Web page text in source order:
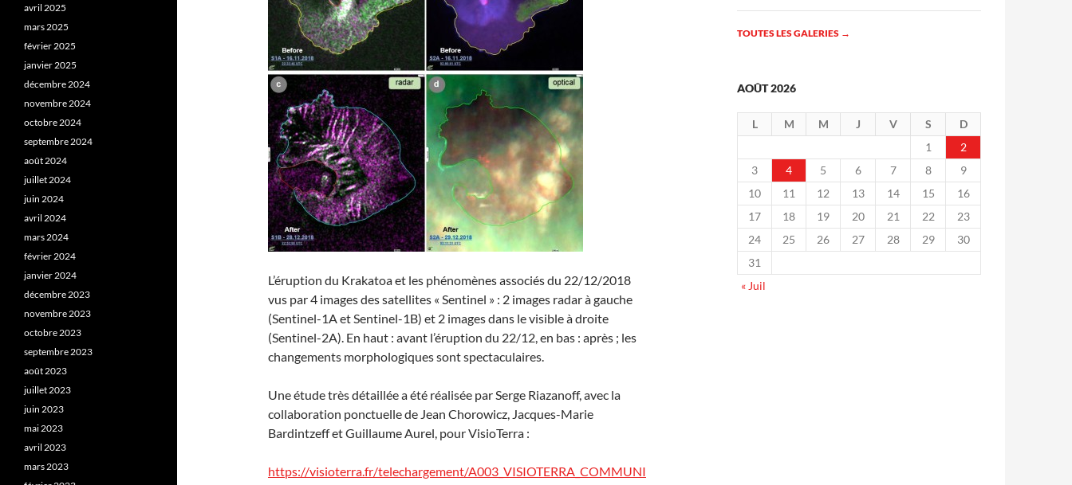
L’éruption du Krakatoa et les phénomènes associés du 22/12/2018
vus par 4 images des satellites « Sentinel » : 2 images radar à gauche
(Sentinel-1A et Sentinel-1B) et 2 images dans le visible à droite
(Sentinel-2A). En haut : avant l’éruption du 22/12, en bas : après ; les
changements morphologiques sont spectaculaires.
Une étude très détaillée a été réalisée par Serge Riazanoff, avec la
collaboration ponctuelle de Jean Chorowicz, Jacques-Marie
Bardintzeff et Guillaume Aurel, pour VisioTerra :
https://visioterra.fr/telechargement/A003_VISIOTERRA_COMMUNI
TOUTES LES GALERIES →
AOÛT 2026
L M M J V S
D
1
2
3
4 5 6 7 8
9
10
11 12 13 14 15
16
17
18 19 20 21 22
23
24
25 26 27 28 29
30
31
« Juil
avril 2025
mars 2025
février 2025
janvier 2025
décembre 2024
novembre 2024
octobre 2024
septembre 2024
août 2024
juillet 2024
juin 2024
avril 2024
mars 2024
février 2024
janvier 2024
décembre 2023
novembre 2023
octobre 2023
septembre 2023
août 2023
juillet 2023
juin 2023
mai 2023
avril 2023
mars 2023